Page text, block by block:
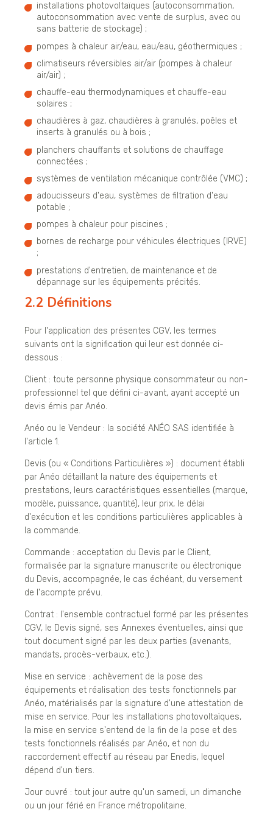
installations photovoltaïques (autoconsommation,
autoconsommation avec vente de surplus, avec ou
sans batterie de stockage) ;
pompes à chaleur air/eau, eau/eau, géothermiques ;
climatiseurs réversibles air/air (pompes à chaleur
air/air) ;
chauffe-eau thermodynamiques et chauffe-eau
solaires ;
chaudières à gaz, chaudières à granulés, poêles et
inserts à granulés ou à bois ;
planchers chauffants et solutions de chauffage
connectées ;
systèmes de ventilation mécanique contrôlée (VMC) ;
adoucisseurs d'eau, systèmes de filtration d'eau
potable ;
pompes à chaleur pour piscines ;
bornes de recharge pour véhicules électriques (IRVE)
;
prestations d'entretien, de maintenance et de
dépannage sur les équipements précités.
2.2 Définitions
Pour l'application des présentes CGV, les termes
suivants ont la signification qui leur est donnée ci-
dessous :
Client : toute personne physique consommateur ou non-
professionnel tel que défini ci-avant, ayant accepté un
devis émis par Anéo.
Anéo ou le Vendeur : la société ANÉO SAS identifiée à
l'article 1.
Devis (ou « Conditions Particulières ») : document établi
par Anéo détaillant la nature des équipements et
prestations, leurs caractéristiques essentielles (marque,
modèle, puissance, quantité), leur prix, le délai
d'exécution et les conditions particulières applicables à
la commande.
Commande : acceptation du Devis par le Client,
formalisée par la signature manuscrite ou électronique
du Devis, accompagnée, le cas échéant, du versement
de l'acompte prévu.
Contrat : l'ensemble contractuel formé par les présentes
CGV, le Devis signé, ses Annexes éventuelles, ainsi que
tout document signé par les deux parties (avenants,
mandats, procès-verbaux, etc.).
Mise en service : achèvement de la pose des
équipements et réalisation des tests fonctionnels par
Anéo, matérialisés par la signature d'une attestation de
mise en service. Pour les installations photovoltaïques,
la mise en service s'entend de la fin de la pose et des
tests fonctionnels réalisés par Anéo, et non du
raccordement effectif au réseau par Enedis, lequel
dépend d'un tiers.
Jour ouvré : tout jour autre qu'un samedi, un dimanche
ou un jour férié en France métropolitaine.